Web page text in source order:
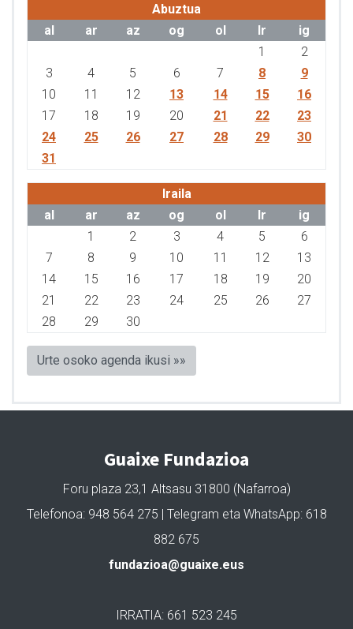
Abuztua
al
ar az og ol lr
ig
1
2
3
4 5 6 7 8
9
10
11 12 13 14 15
16
17
18 19 20 21 22
23
24
25 26 27 28 29
30
31
Iraila
al
ar az og ol lr
ig
1
2 3 4 5
6
7
8 9 10 11 12
13
14
15 16 17 18 19
20
21
22 23 24 25 26
27
28
29 30
Urte osoko agenda ikusi »»
Guaixe Fundazioa
Foru plaza 23,1 Altsasu 31800 (Nafarroa)
Telefonoa: 948 564 275 | Telegram eta WhatsApp: 618
882 675
fundazioa@guaixe.eus
IRRATIA: 661 523 245